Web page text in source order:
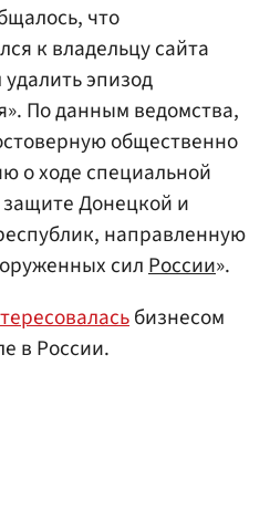
что
к владельцу сайта
эпизод
По данным ведомства,
общественно
о ходе специальной
Донецкой и
направленную
силРоссии».
бизнесом
в России.